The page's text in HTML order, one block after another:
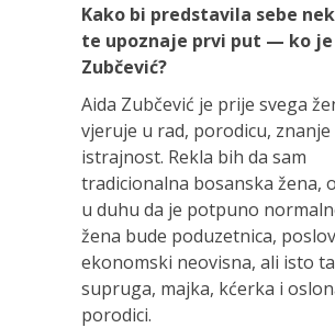
Kako bi predstavila sebe
te upoznaje prvi put — ko je
Zubčević?
Aida Zubčević je prije svega
vjeruje u rad, porodicu, znanje
istrajnost. Rekla bih da sam
tradicionalna bosanska žena,
u duhu da je potpuno
žena bude poduzetnica,
ekonomski neovisna, ali isto
supruga, majka, kćerka i
porodici.